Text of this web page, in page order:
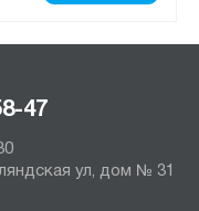
47
ул, дом № 31